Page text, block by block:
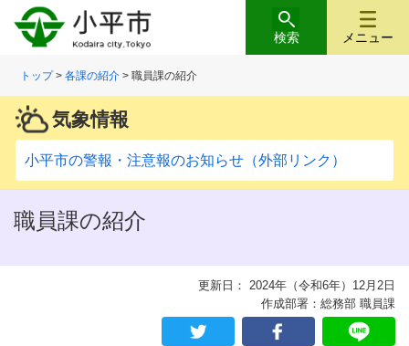
メニュー
検索
トップ>各課の紹介 > 職員課の紹介
気象情報
小平市の警報・注意報のお知らせ（外部リンク）
職員課の紹介
更新日： 2024年（令和6年）12月2日
作成部署：総務部 職員課